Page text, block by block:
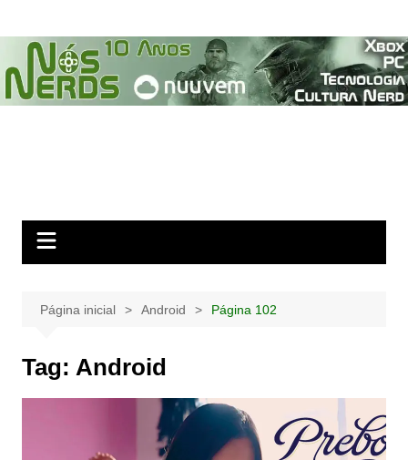
para
conteúdo
Página inicial Android Página 102
Tag: Android